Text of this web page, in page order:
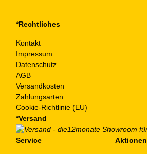
*Rechtliches
Kontakt
Impressum
Datenschutz
AGB
Versandkosten
Zahlungsarten
Cookie-Richtlinie (EU)
*Versand
Service Aktionen